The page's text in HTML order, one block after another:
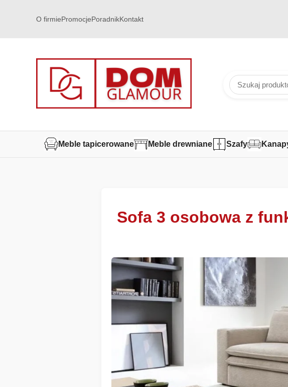
O firmiePromocjePoradnikKontakt
Meble tapicerowane Meble drewniane Szafy
Sofa 3 osobowa z